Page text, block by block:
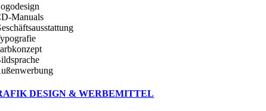
Manuals
DESIGN & WERBEMITTEL